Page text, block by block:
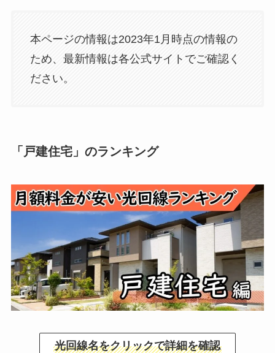
本ページの情報は2023年1月時点の情報の
ため、最新情報は各公式サイトでご確認く
ださい。
「戸建住宅」のランキング
光回線名をクリックで詳細を確認